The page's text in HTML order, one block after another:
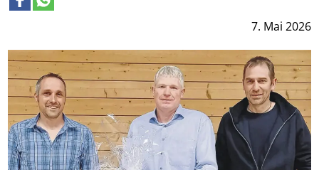
7. Mai 2026